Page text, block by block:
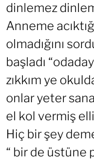
dinlemez
Anneme
olmadığını
başladı
zıkkım ye
onlar yeter
el kol vermiş
Hiç bir şey
“ bir de üstüne